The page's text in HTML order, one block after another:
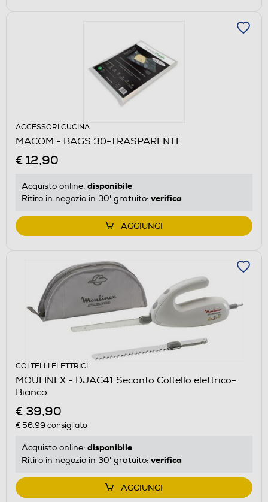
ACCESSORI CUCINA
MACOM - BAGS 30-TRASPARENTE
€ 12,90
Acquisto online: disponibile
Ritiro in negozio in 30' gratuito: verifica
AGGIUNGI
COLTELLI ELETTRICI
MOULINEX - DJAC41 Secanto Coltello elettrico-
Bianco
€ 39,90
€ 56,99 consigliato
Acquisto online: disponibile
Ritiro in negozio in 30' gratuito: verifica
AGGIUNGI